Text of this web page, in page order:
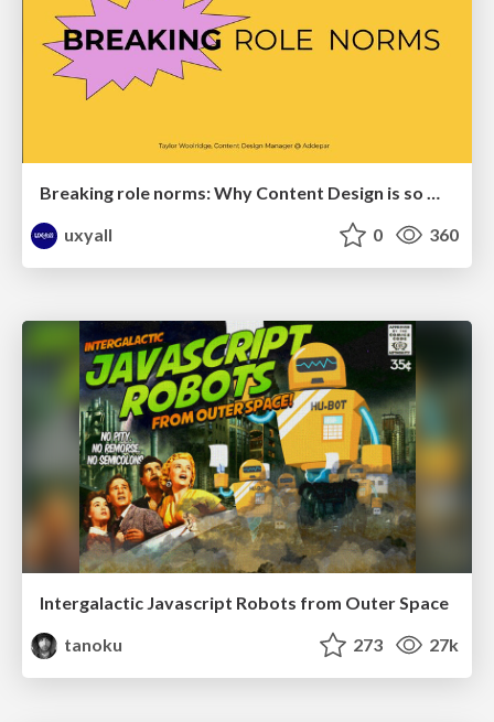
Breaking role norms: Why Content Design is so much more than writing copy - Taylor Woolridge
uxyall
0 360
Intergalactic Javascript Robots from Outer Space
tanoku
273 27k